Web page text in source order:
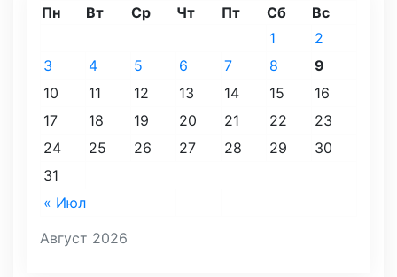
Август 2026
Пн Вт Ср Чт Пт Сб Вс
« Июл
1
2
3
4 5 6 7 8
9
10
11 12 13 14 15
16
17
18 19 20 21 22
23
24
25 26 27 28 29
30
31